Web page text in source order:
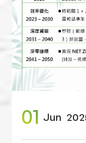
01 Jun